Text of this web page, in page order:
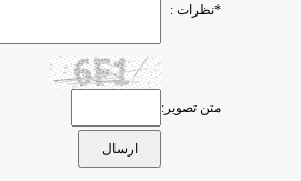
*نظرات :
متن تصویر: